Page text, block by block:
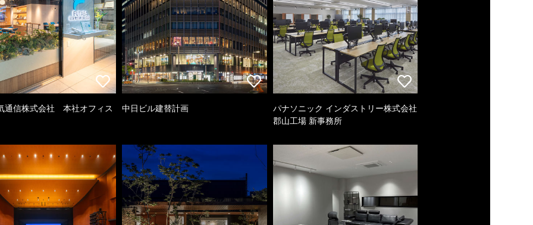
通信株式会社 本社オフィス 中日ビル建替計画
パナソニック インダストリー株式会社
郡山工場 新事務所